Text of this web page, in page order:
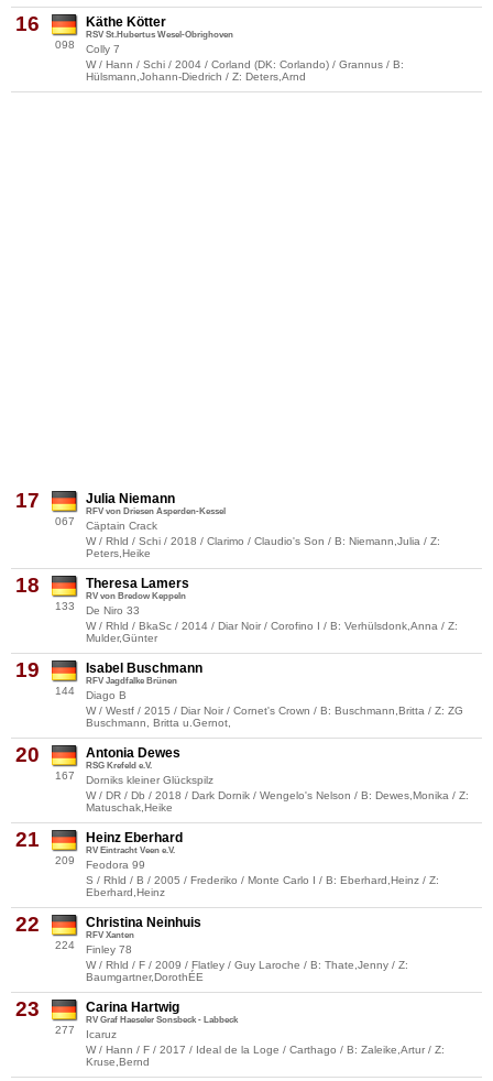
16
098
Käthe Kötter
RSV St.Hubertus Wesel-Obrighoven
Colly 7
W / Hann / Schi / 2004 / Corland (DK: Corlando) / Grannus / B:
Hülsmann,Johann-Diedrich / Z: Deters,Arnd
17
067
Julia Niemann
RFV von Driesen Asperden-Kessel
Cäptain Crack
W / Rhld / Schi / 2018 / Clarimo / Claudio's Son / B: Niemann,Julia / Z:
Peters,Heike
18
133
Theresa Lamers
RV von Bredow Keppeln
De Niro 33
W / Rhld / BkaSc / 2014 / Diar Noir / Corofino I / B: Verhülsdonk,Anna / Z:
Mulder,Günter
19
144
Isabel Buschmann
RFV Jagdfalke Brünen
Diago B
W / Westf / 2015 / Diar Noir / Cornet's Crown / B: Buschmann,Britta / Z: ZG
Buschmann, Britta u.Gernot,
20
167
Antonia Dewes
RSG Krefeld e.V.
Dorniks kleiner Glückspilz
W / DR / Db / 2018 / Dark Dornik / Wengelo's Nelson / B: Dewes,Monika / Z:
Matuschak,Heike
21
209
Heinz Eberhard
RV Eintracht Veen e.V.
Feodora 99
S / Rhld / B / 2005 / Frederiko / Monte Carlo I / B: Eberhard,Heinz / Z:
Eberhard,Heinz
22
224
Christina Neinhuis
RFV Xanten
Finley 78
W / Rhld / F / 2009 / Flatley / Guy Laroche / B: Thate,Jenny / Z:
Baumgartner,DorothÉE
23
277
Carina Hartwig
RV Graf Haeseler Sonsbeck - Labbeck
Icaruz
W / Hann / F / 2017 / Ideal de la Loge / Carthago / B: Zaleike,Artur / Z:
Kruse,Bernd